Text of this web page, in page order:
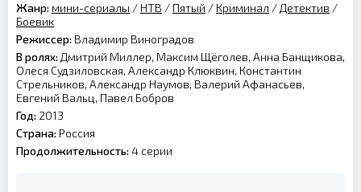
Жанр: мини-сериалы / НТВ / Пятый / Криминал / Детектив /
Боевик
Режиссер: Владимир Виноградов
В ролях: Дмитрий Миллер, Максим Щёголев, Анна Банщикова,
Олеся Судзиловская, Александр Клюквин, Константин
Стрельников, Александр Наумов, Валерий Афанасьев,
Евгений Вальц, Павел Бобров
Год: 2013
Страна: Россия
Продолжительность: 4 серии